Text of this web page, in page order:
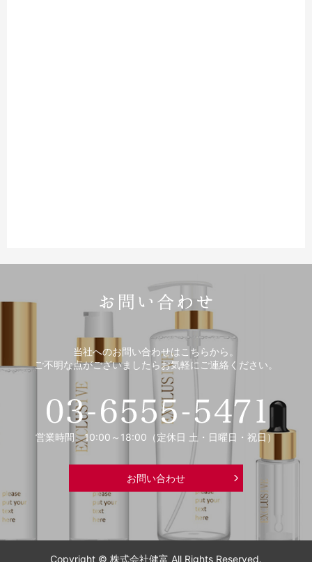
当社へのお問い合わせはこちらから。
ご不明な点がございましたらお気軽にご連絡ください。
営業時間 10:00～18:00（定休日 土・日曜日・祝日）
お問い合わせ
Copyright © 株式会社健富 All Rights Reserved.